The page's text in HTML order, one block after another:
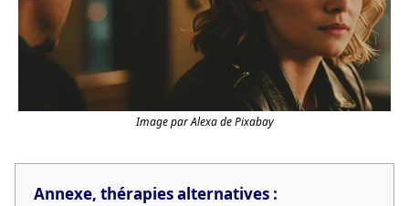
Image par Alexa de Pixabay
Annexe, thérapies alternatives :